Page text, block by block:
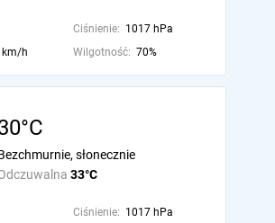
Ciśnienie: 1017 hPa
km/h Wilgotność: 70%
33°C
słonecznie
Ciśnienie: 1017 hPa